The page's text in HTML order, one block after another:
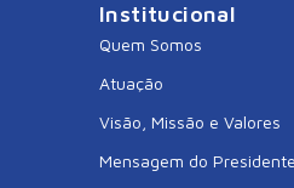
Institucional
Quem Somos
Atuação
Visão, Missão e Valores
Mensagem do Presidente